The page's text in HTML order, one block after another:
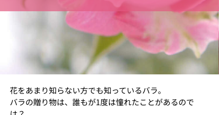
花をあまり知らない方でも知っているバラ。
バラの贈り物は、誰もが1度は憧れたことがあるので